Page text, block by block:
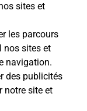
sites et
les parcours
nos sites et
navigation.
des publicités
notre site et
elle
?
route